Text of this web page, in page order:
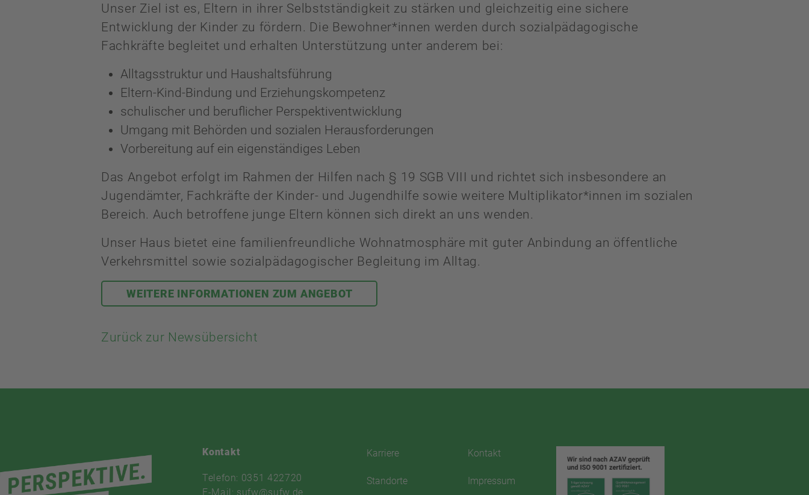
Unser Ziel ist es, Eltern in ihrer Selbstständigkeit zu stärken und gleichzeitig eine sichere
Entwicklung der Kinder zu fördern. Die Bewohner*innen werden durch sozialpädagogische
Fachkräfte begleitet und erhalten Unterstützung unter anderem bei:
Alltagsstruktur und Haushaltsführung
Eltern-Kind-Bindung und Erziehungskompetenz
schulischer und beruflicher Perspektiventwicklung
Umgang mit Behörden und sozialen Herausforderungen
Vorbereitung auf ein eigenständiges Leben
Das Angebot erfolgt im Rahmen der Hilfen nach § 19 SGB VIII und richtet sich insbesondere an
Jugendämter, Fachkräfte der Kinder- und Jugendhilfe sowie weitere Multiplikator*innen im sozialen
Bereich. Auch betroffene junge Eltern können sich direkt an uns wenden.
Unser Haus bietet eine familienfreundliche Wohnatmosphäre mit guter Anbindung an öffentliche
Verkehrsmittel sowie sozialpädagogischer Begleitung im Alltag.
WEITERE INFORMATIONEN ZUM ANGEBOT
Zurück zur Newsübersicht
Kontakt
Telefon: 0351 422720
E-Mail: sufw@sufw.de
Karriere
Standorte
Kontakt
Impressum